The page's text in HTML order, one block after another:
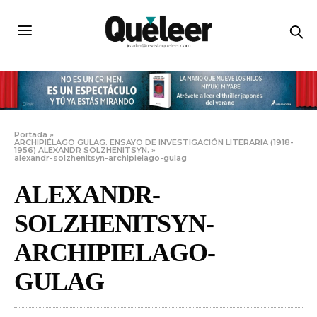
Portada »
ARCHIPIÉLAGO GULAG. ENSAYO DE INVESTIGACIÓN LITERARIA (1918-
1956) ALEXANDR SOLZHENITSYN. »
alexandr-solzhenitsyn-archipielago-gulag
ALEXANDR-
SOLZHENITSYN-
ARCHIPIELAGO-
GULAG